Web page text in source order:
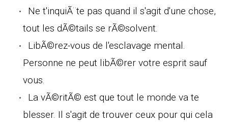
Ne t'inquiÃ¨te pas quand il s'agit d'une chose,
tout les dÃ©tails se rÃ©solvent.
LibÃ©rez-vous de l'esclavage mental.
Personne ne peut libÃ©rer votre esprit sauf
vous.
La vÃ©ritÃ© est que tout le monde va te
blesser. Il s'agit de trouver ceux pour qui cela